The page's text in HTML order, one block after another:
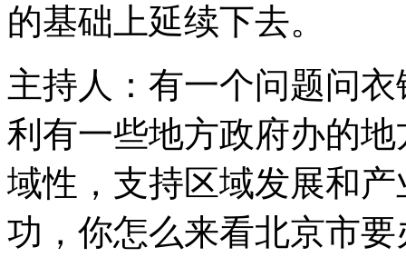
的基础上延续下去。
主持人：有一个问题问
利有一些地方政府办的
域性，支持区域发展和
功，你怎么来看北京市